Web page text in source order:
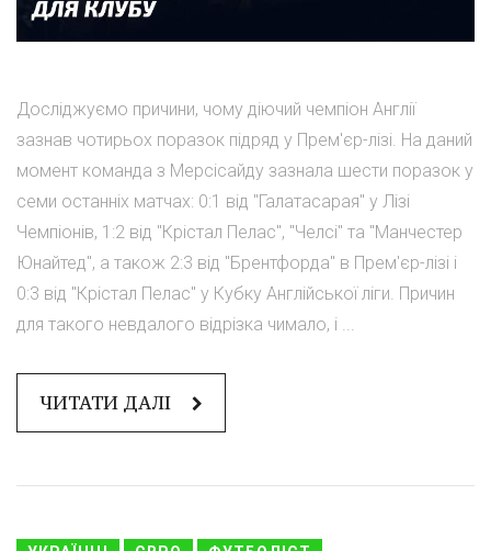
Досліджуємо причини, чому діючий чемпіон Англії
зазнав чотирьох поразок підряд у Прем'єр-лізі. На даний
момент команда з Мерсісайду зазнала шести поразок у
семи останніх матчах: 0:1 від "Галатасарая" у Лізі
Чемпіонів, 1:2 від "Крістал Пелас", "Челсі" та "Манчестер
Юнайтед", а також 2:3 від "Брентфорда" в Прем'єр-лізі і
0:3 від "Крістал Пелас" у Кубку Англійської ліги. Причин
для такого невдалого відрізка чимало, і ...
ЧИТАТИ ДАЛІ